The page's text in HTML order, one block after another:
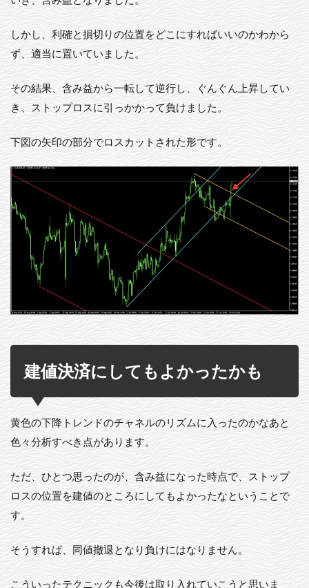
しかし、利確と損切りの位置をどこにすればいいのかわから
ず、適当に置いていました。
その結果、含み益から一転して逆行し、ぐんぐん上昇してい
き、ストップロスに引っかかって負けました。
下図の矢印の部分でロスカットされた形です。
建値決済にしてもよかったかも
黄色の下降トレンドのチャネルのリズムに入ったのかなあと
色々分析すべき点があります。
ただ、ひとつ思ったのが、含み益になった時点で、ストップ
ロスの位置を建値のところにしてもよかったなということで
す。
そうすれば、同値撤退となり負けにはなりません。
こういったテクニックも今後は取り入れていこうと思いま